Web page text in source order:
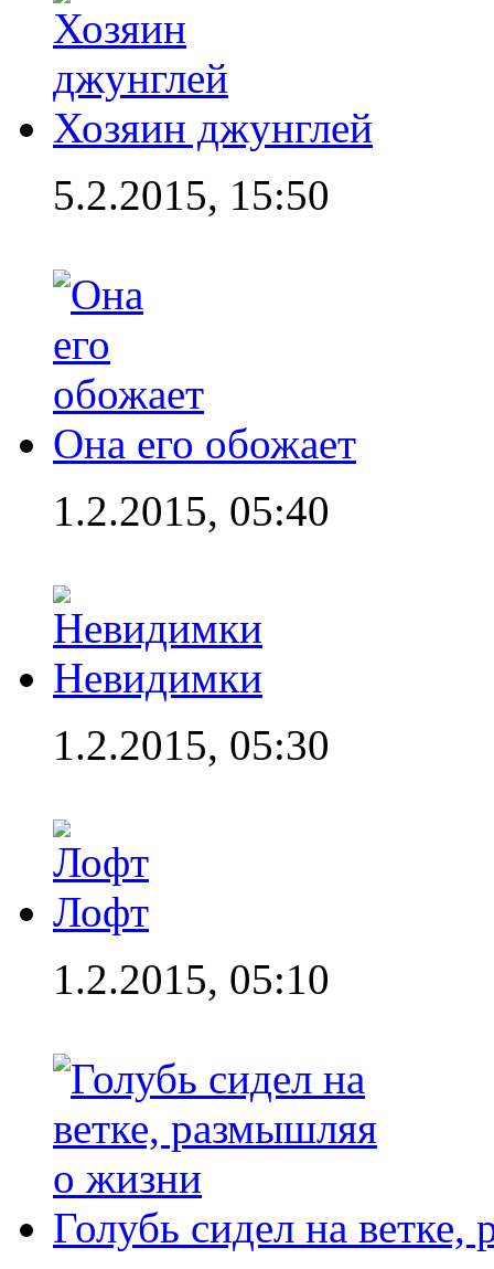
Хозяин джунглей
5.2.2015, 15:50
Она его обожает
1.2.2015, 05:40
Невидимки
1.2.2015, 05:30
Лофт
1.2.2015, 05:10
Голубь сидел на